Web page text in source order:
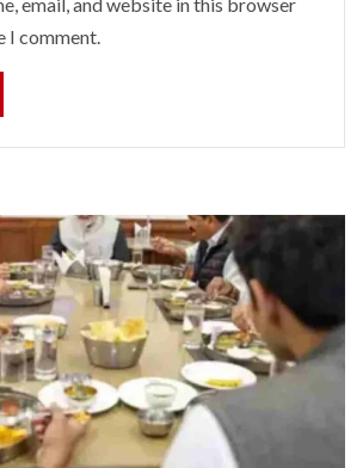
I comment.